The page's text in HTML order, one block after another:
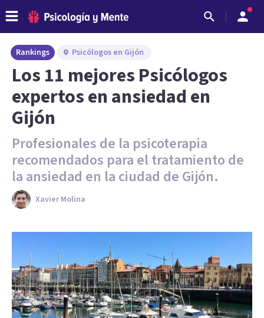
Rankings Psicólogos en Gijón
Los 11 mejores Psicólogos
expertos en ansiedad en
Gijón
Profesionales de la psicoterapia
recomendados para el tratamiento de
la ansiedad en la ciudad de Gijón.
Xavier Molina